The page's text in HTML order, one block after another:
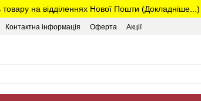
товару на відділеннях Нової Пошти (Докладніше...)
Контактна інформація Оферта Акції